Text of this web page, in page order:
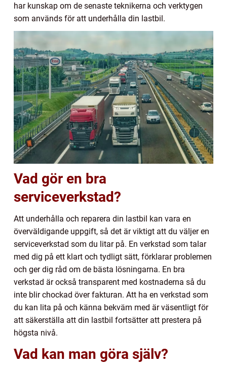
har kunskap om de senaste teknikerna och verktygen
som används för att underhålla din lastbil.
Vad gör en bra
serviceverkstad?
Att underhålla och reparera din lastbil kan vara en
överväldigande uppgift, så det är viktigt att du väljer en
serviceverkstad som du litar på. En verkstad som talar
med dig på ett klart och tydligt sätt, förklarar problemen
och ger dig råd om de bästa lösningarna. En bra
verkstad är också transparent med kostnaderna så du
inte blir chockad över fakturan. Att ha en verkstad som
du kan lita på och känna bekväm med är väsentligt för
att säkerställa att din lastbil fortsätter att prestera på
högsta nivå.
Vad kan man göra själv?